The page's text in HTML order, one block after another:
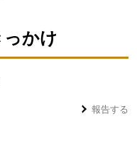
かけ
報告する